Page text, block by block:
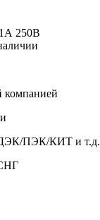
250В
компанией
ПЭК/КИТ и т.д.